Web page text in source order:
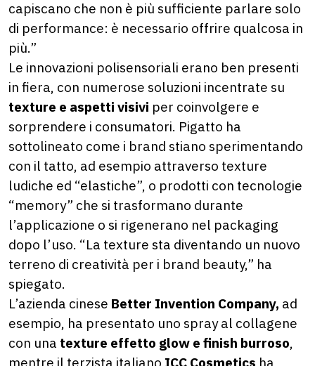
capiscano che non è più sufficiente parlare solo
di performance: è necessario offrire qualcosa in
più.”
Le innovazioni polisensoriali erano ben presenti
in fiera, con numerose soluzioni incentrate su
texture e aspetti visivi per coinvolgere e
sorprendere i consumatori. Pigatto ha
sottolineato come i brand stiano sperimentando
con il tatto, ad esempio attraverso texture
ludiche ed “elastiche”, o prodotti con tecnologie
“memory” che si trasformano durante
l’applicazione o si rigenerano nel packaging
dopo l’uso. “La texture sta diventando un nuovo
terreno di creatività per i brand beauty,” ha
spiegato.
L’azienda cinese Better Invention Company, ad
esempio, ha presentato uno spray al collagene
con una texture effetto glow e finish burroso,
mentre il terzista italiano ICC Cosmetics ha